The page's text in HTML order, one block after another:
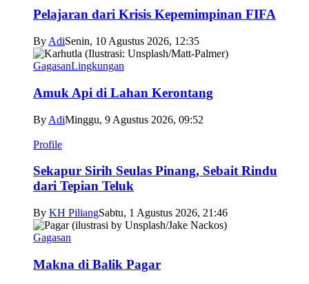
Pelajaran dari Krisis Kepemimpinan FIFA
By AdiSenin, 10 Agustus 2026, 12:35
GagasanLingkungan
Amuk Api di Lahan Kerontang
By AdiMinggu, 9 Agustus 2026, 09:52
Profile
Sekapur Sirih Seulas Pinang, Sebait Rindu
dari Tepian Teluk
By KH PiliangSabtu, 1 Agustus 2026, 21:46
Gagasan
Makna di Balik Pagar